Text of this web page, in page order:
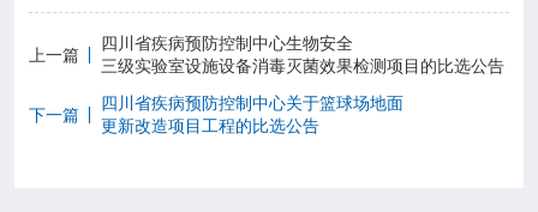
科普园地 
学术期刊
上一篇
四川省疾病预防控制中心生物安全
三级实验室设施设备消毒灭菌效果检测项目的比选公告
下一篇
四川省疾病预防控制中心关于篮球场地面
更新改造项目工程的比选公告